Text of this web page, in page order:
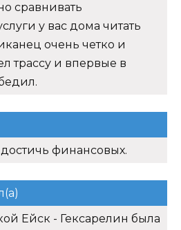
сравнивать
у вас дома читать
очень четко и
трассу и впервые в
финансовых.
Ейск - Гексарелин была